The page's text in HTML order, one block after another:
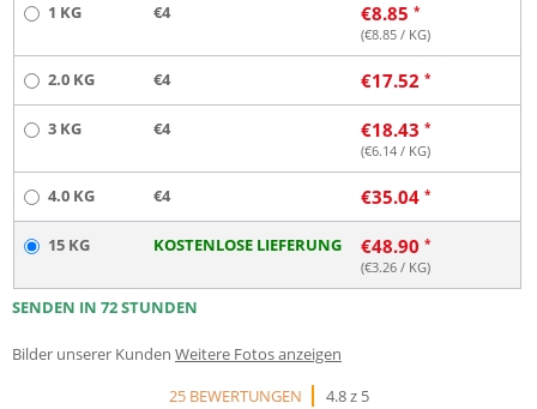
1 KG €4 €8.85
(€8.85 / KG)
2.0 KG €4 €17.52
3 KG €4 €18.43
(€6.14 / KG)
4.0 KG €4 €35.04
15 KG KOSTENLOSE LIEFERUNG €48.90
(€3.26 / KG)
SENDEN IN 72 STUNDEN
Bilder unserer Kunden Weitere Fotos anzeigen
25 BEWERTUNGEN
4.8 z 5